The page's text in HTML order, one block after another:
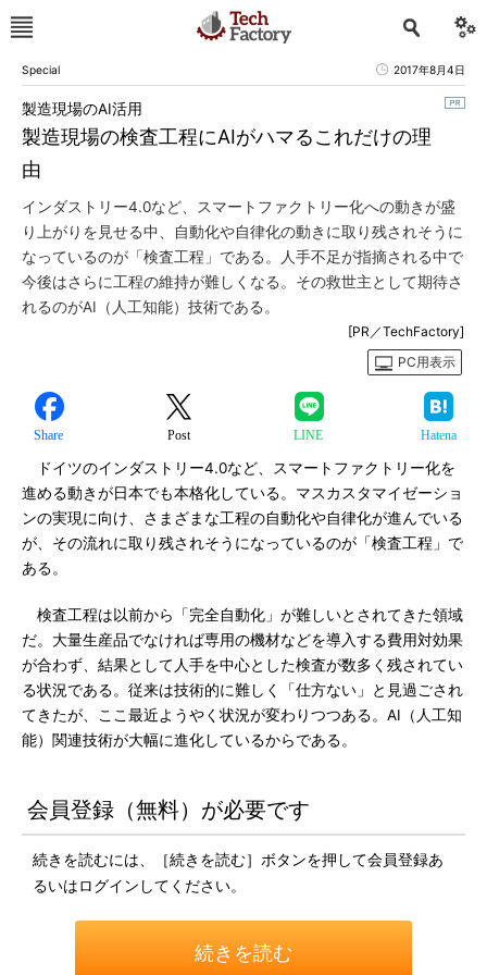
Special 2017年8月4日
製造現場の検査工程にAIがハマるこれだけの理
由
製造現場のAI活用
インダストリー4.0など、スマートファクトリー化への動きが盛
り上がりを見せる中、自動化や自律化の動きに取り残されそうに
なっているのが「検査工程」である。人手不足が指摘される中で
今後はさらに工程の維持が難しくなる。その救世主として期待さ
れるのがAI（人工知能）技術である。
[PR／TechFactory]
PC用表示
Share Post LINE Hatena
ドイツのインダストリー4.0など、スマートファクトリー化を
進める動きが日本でも本格化している。マスカスタマイゼーショ
ンの実現に向け、さまざまな工程の自動化や自律化が進んでいる
が、その流れに取り残されそうになっているのが「検査工程」で
ある。
検査工程は以前から「完全自動化」が難しいとされてきた領域
だ。大量生産品でなければ専用の機材などを導入する費用対効果
が合わず、結果として人手を中心とした検査が数多く残されてい
る状況である。従来は技術的に難しく「仕方ない」と見過ごされ
てきたが、ここ最近ようやく状況が変わりつつある。AI（人工知
能）関連技術が大幅に進化しているからである。
会員登録（無料）が必要です
続きを読むには、［続きを読む］ボタンを押して会員登録あ
るいはログインしてください。
続きを読む